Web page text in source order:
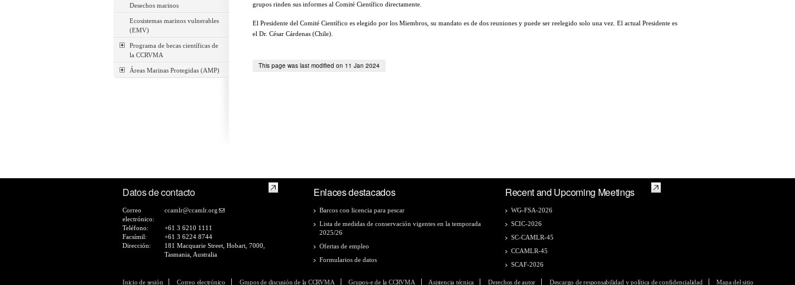
Desechos marinos
Ecosistemas marinos vulnerables
(EMV)
Programa de becas científicas de
la CCRVMA
Áreas Marinas Protegidas (AMP)
grupos rinden sus informes al Comité Científico directamente.
El Presidente del Comité Científico es elegido por los Miembros, su mandato es de dos reuniones y puede ser reelegido solo una vez. El actual Presidente es
el Dr. César Cárdenas (Chile).
This page was last modified on 11 Jan 2024
Datos de contacto
Correo
electrónico:
ccamlr@ccamlr.org
Teléfono:
+61 3 6210 1111
Facsímil:
+61 3 6224 8744
Dirección:
181 Macquarie Street, Hobart, 7000,
Tasmania, Australia
Enlaces destacados
Barcos con licencia para pescar
Lista de medidas de conservación vigentes en la temporada
2025/26
Ofertas de empleo
Formularios de datos
Recent and Upcoming Meetings
WG-FSA-2026
SCIC-2026
SC-CAMLR-45
CCAMLR-45
SCAF-2026
Inicio de sesión Correo electrónico Grupos de discusión de la CCRVMA Grupos-e de la CCRVMA Asistencia técnica Derechos de autor Descargo de responsabilidad y política de confidencialidad Mapa del sitio